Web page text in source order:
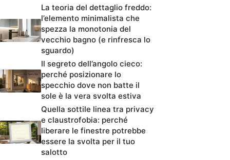
La teoria del dettaglio freddo:
l’elemento minimalista che
spezza la monotonia del
vecchio bagno (e rinfresca lo
sguardo)
Il segreto dell’angolo cieco:
perché posizionare lo
specchio dove non batte il
sole è la vera svolta estiva
Quella sottile linea tra privacy
e claustrofobia: perché
liberare le finestre potrebbe
essere la svolta per il tuo
salotto